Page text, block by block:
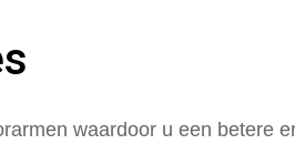
waardoor u een betere